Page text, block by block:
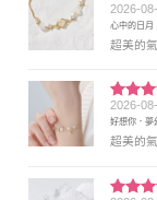
評分5
分 5
2026-
心中的日月
超美的
評分5
分 5
2026-
好想你．夢
超美的